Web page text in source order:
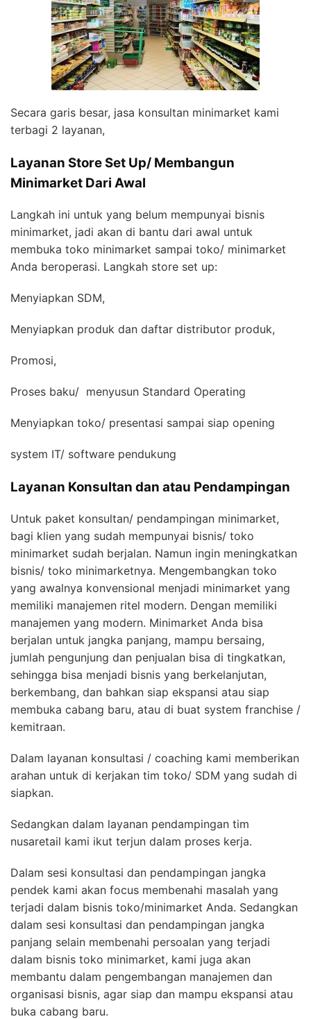
Secara garis besar, jasa konsultan minimarket kami
terbagi 2 layanan,
Layanan Store Set Up/ Membangun
Minimarket Dari Awal
Langkah ini untuk yang belum mempunyai bisnis
minimarket, jadi akan di bantu dari awal untuk
membuka toko minimarket sampai toko/ minimarket
Anda beroperasi. Langkah store set up:
Menyiapkan SDM,
Menyiapkan produk dan daftar distributor produk,
Promosi,
Proses baku/ menyusun Standard Operating
Menyiapkan toko/ presentasi sampai siap opening
system IT/ software pendukung
Layanan Konsultan dan atau Pendampingan
Untuk paket konsultan/ pendampingan minimarket,
bagi klien yang sudah mempunyai bisnis/ toko
minimarket sudah berjalan. Namun ingin meningkatkan
bisnis/ toko minimarketnya. Mengembangkan toko
yang awalnya konvensional menjadi minimarket yang
memiliki manajemen ritel modern. Dengan memiliki
manajemen yang modern. Minimarket Anda bisa
berjalan untuk jangka panjang, mampu bersaing,
jumlah pengunjung dan penjualan bisa di tingkatkan,
sehingga bisa menjadi bisnis yang berkelanjutan,
berkembang, dan bahkan siap ekspansi atau siap
membuka cabang baru, atau di buat system franchise /
kemitraan.
Dalam layanan konsultasi / coaching kami memberikan
arahan untuk di kerjakan tim toko/ SDM yang sudah di
siapkan.
Sedangkan dalam layanan pendampingan tim
nusaretail kami ikut terjun dalam proses kerja.
Dalam sesi konsultasi dan pendampingan jangka
pendek kami akan focus membenahi masalah yang
terjadi dalam bisnis toko/minimarket Anda. Sedangkan
dalam sesi konsultasi dan pendampingan jangka
panjang selain membenahi persoalan yang terjadi
dalam bisnis toko minimarket, kami juga akan
membantu dalam pengembangan manajemen dan
organisasi bisnis, agar siap dan mampu ekspansi atau
buka cabang baru.